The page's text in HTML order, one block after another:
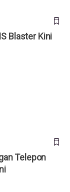
Blaster Kini
Telepon